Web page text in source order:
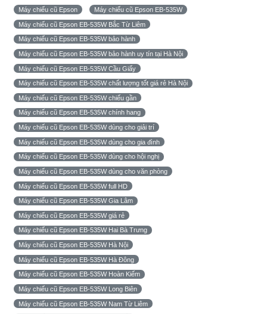
Máy chiếu cũ Epson Máy chiếu cũ Epson EB-535W
Máy chiếu cũ Epson EB-535W Bắc Từ Liêm
Máy chiếu cũ Epson EB-535W bảo hành
Máy chiếu cũ Epson EB-535W bảo hành uy tín tại Hà Nội
Máy chiếu cũ Epson EB-535W Cầu Giấy
Máy chiếu cũ Epson EB-535W chất lượng tốt giá rẻ Hà Nội
Máy chiếu cũ Epson EB-535W chiếu gần
Máy chiếu cũ Epson EB-535W chính hang
Máy chiếu cũ Epson EB-535W dùng cho giải trí
Máy chiếu cũ Epson EB-535W dùng cho gia đình
Máy chiếu cũ Epson EB-535W dùng cho hội nghị
Máy chiếu cũ Epson EB-535W dùng cho văn phòng
Máy chiếu cũ Epson EB-535W full HD
Máy chiếu cũ Epson EB-535W Gia Lâm
Máy chiếu cũ Epson EB-535W giá rẻ
Máy chiếu cũ Epson EB-535W Hai Bà Trưng
Máy chiếu cũ Epson EB-535W Hà Nội
Máy chiếu cũ Epson EB-535W Hà Đông
Máy chiếu cũ Epson EB-535W Hoàn Kiếm
Máy chiếu cũ Epson EB-535W Long Biên
Máy chiếu cũ Epson EB-535W Nam Từ Liêm